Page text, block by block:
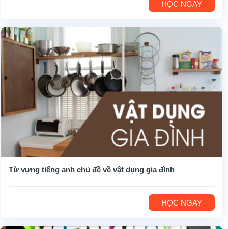
HỌC NGAY
Từ vựng tiếng anh chủ đề về vật dụng gia đình
HỌC NGAY